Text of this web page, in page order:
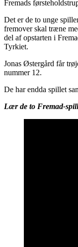
Fremads
Det er de to unge
fremover skal træne
del af opstarten i
Tyrkiet.
Jonas Østergård får
nummer 12.
De har endda spillet
Lær de to Fremad-